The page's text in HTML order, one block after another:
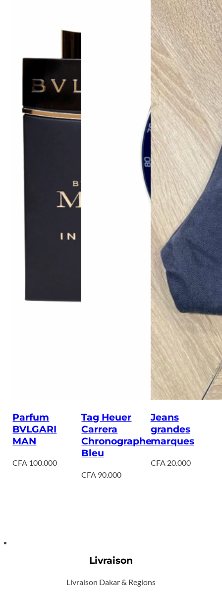
Parfum
BVLGARI
MAN
CFA 100.000
Tag Heuer
Carrera
Chronographe
Bleu
CFA 90.000
Jeans
grandes
marques
CFA20.000
Livraison
Livraison Dakar & Regions